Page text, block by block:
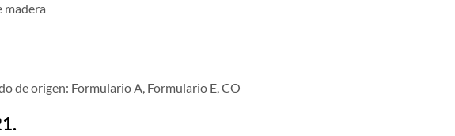
madera
de origen: Formulario A, Formulario E, CO